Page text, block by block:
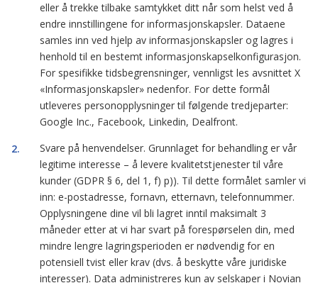
eller å trekke tilbake samtykket ditt når som helst ved å
endre innstillingene for informasjonskapsler. Dataene
samles inn ved hjelp av informasjonskapsler og lagres i
henhold til en bestemt informasjonskapselkonfigurasjon.
For spesifikke tidsbegrensninger, vennligst les avsnittet X
«Informasjonskapsler» nedenfor. For dette formål
utleveres personopplysninger til følgende tredjeparter:
Google Inc., Facebook, Linkedin, Dealfront.
Svare på henvendelser. Grunnlaget for behandling er vår
legitime interesse – å levere kvalitetstjenester til våre
kunder (GDPR § 6, del 1, f) p)). Til dette formålet samler vi
inn: e-postadresse, fornavn, etternavn, telefonnummer.
Opplysningene dine vil bli lagret inntil maksimalt 3
måneder etter at vi har svart på forespørselen din, med
mindre lengre lagringsperioden er nødvendig for en
potensiell tvist eller krav (dvs. å beskytte våre juridiske
interesser). Data administreres kun av selskaper i Novian